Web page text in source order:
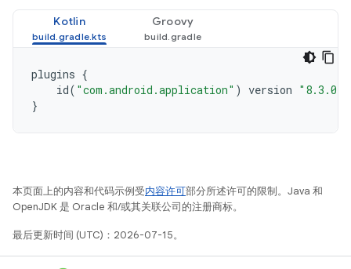
Kotlin Groovy
plugins {
id( "com.android.application" ) version "8.3.0"
}
本页面上的内容和代码示例受内容许可部分所述许可的限制。Java 和
OpenJDK 是 Oracle 和/或其关联公司的注册商标。
最后更新时间 (UTC)：2026-07-15。